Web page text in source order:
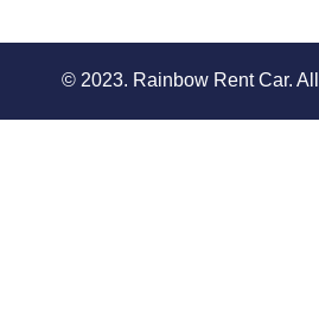
© 2023. Rainbow Rent Car.